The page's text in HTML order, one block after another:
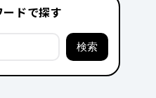
ードで探す